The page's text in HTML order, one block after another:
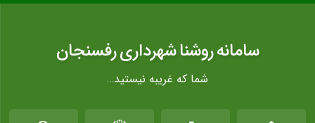
سامانه روشنا شهرداری رفسنجان
شما که غریبه نیستید…